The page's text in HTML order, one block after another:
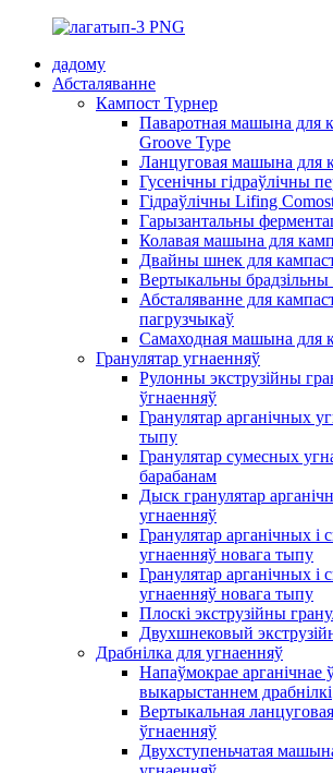
дадому
Абсталяванне
Кампост Турнер
Паваротная машына для
Groove Type
Ланцуговая машына для
Гусенічны гідраўлічны
Гідраўлічны Lifing
Гарызантальны
Колавая машына для
Двайны шнек для
Вертыкальны брадзільны
Абсталяванне для
пагрузчыкаў
Самаходная машына для
Гранулятар угнаенняў
Рулонны экструзійны
ўгнаенняў
Гранулятар арганічных
тыпу
Гранулятар сумесных
барабанам
Дыск гранулятар
угнаенняў
Гранулятар арганічных і
угнаенняў новага тыпу
Гранулятар арганічных і
угнаенняў новага тыпу
Плоскі экструзійны
Двухшнековый
Драбнілка для угнаенняў
Напаўмокрае арганічнае
выкарыстаннем драбнілкі
Вертыкальная
ўгнаенняў
Двухступеньчатая